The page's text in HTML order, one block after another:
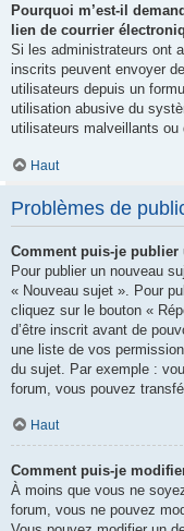
Pourquoi m’est-il
lien de courrier
Si les administrateurs ont
inscrits peuvent envoyer
utilisateurs depuis un
utilisation abusive du
utilisateurs malveillants ou
Haut
Problèmes de
Comment puis-je publier
Pour publier un nouveau
« Nouveau sujet ». Pour
cliquez sur le bouton «
d’être inscrit avant de
une liste de vos
du sujet. Par exemple :
forum, vous pouvez
Haut
Comment puis-je
À moins que vous ne
forum, vous ne pouvez